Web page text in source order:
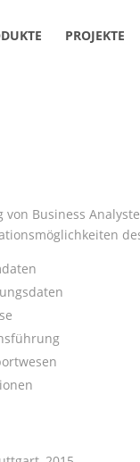
PROJEKTE
von Business
des